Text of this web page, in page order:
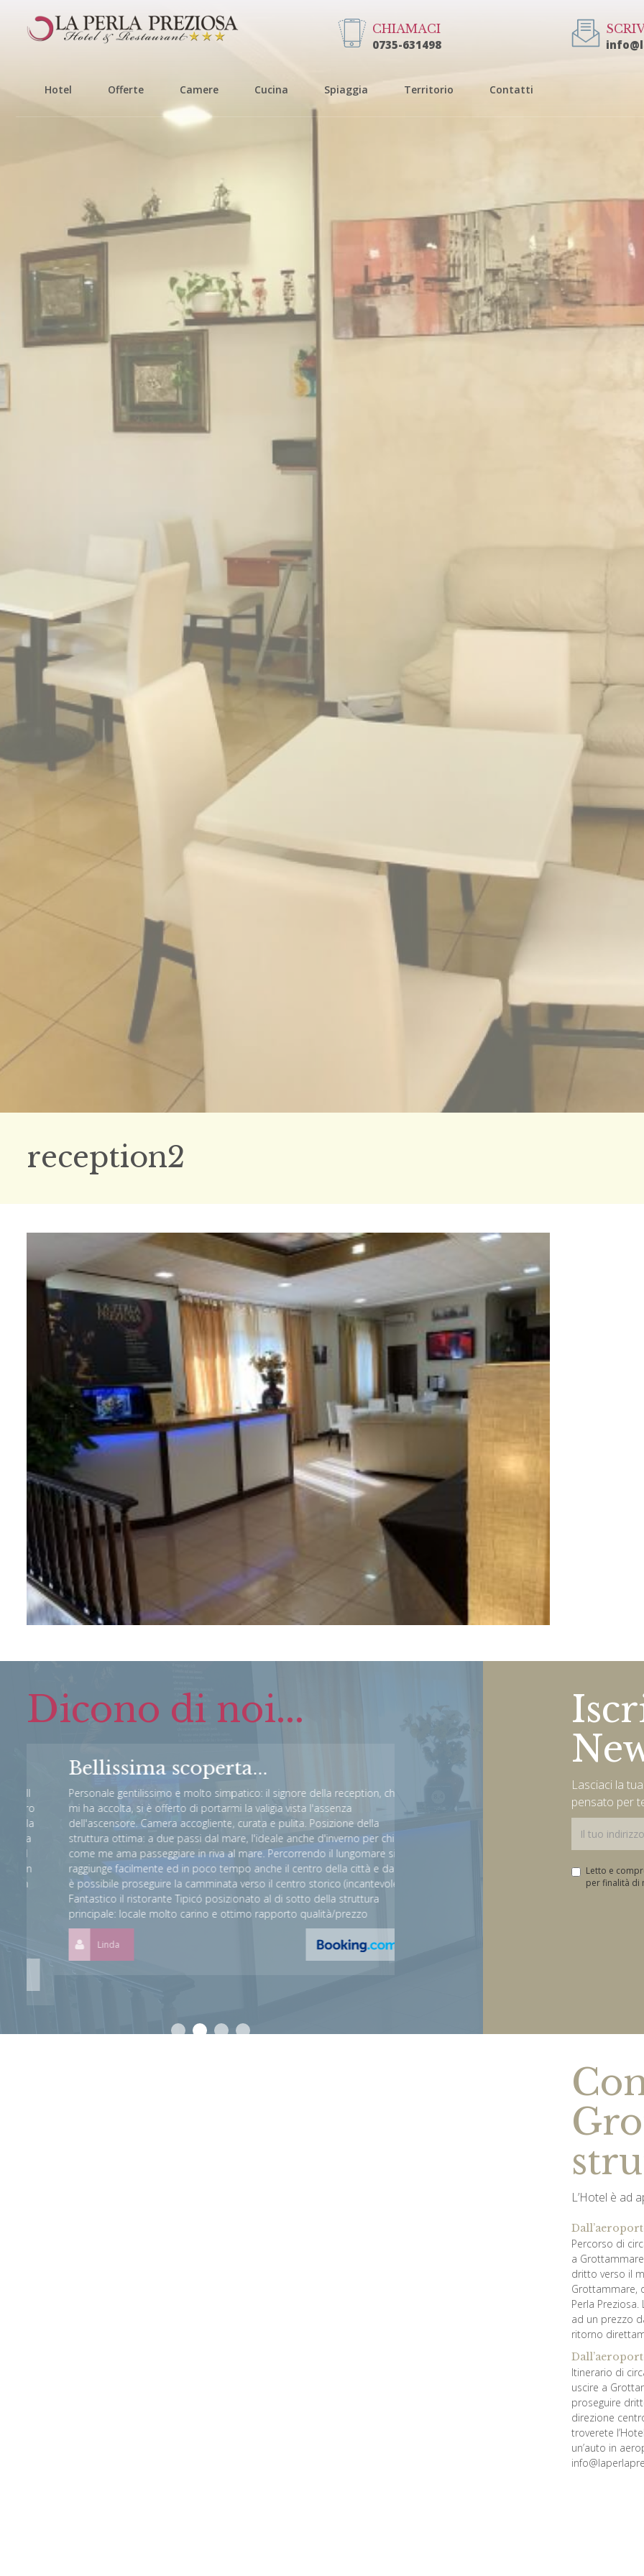
CHIAMACI
0735-631498
Hotel Offerte Camere Cucina Spiaggia Territorio Contatti
reception2
Dicono di noi...
Bellissima scoperta...
Personale gentilissimo e molto simpatico: il signore della reception, che
mi ha accolta, si è offerto di portarmi la valigia vista l'assenza
dell'ascensore. Camera accogliente, curata e pulita. Posizione della
struttura ottima: a due passi dal mare, l'ideale anche d'inverno per chi
come me ama passeggiare in riva al mare. Percorrendo il lungomare si
raggiunge facilmente ed in poco tempo anche il centro della città e da lì
è possibile proseguire la camminata verso il centro storico (incantevole).
Fantastico il ristorante Tipicó posizionato al di sotto della struttura
principale: locale molto carino e ottimo rapporto qualità/prezzo
Linda
Very good trip in the
Tank everybody staff. We have good time in
hotel. The price are very cheap and for the
Lasciaci la
pensato per
Letto e
per finalità di
L’Hotel è ad
Percorso di
a
dritto verso il
Grottammare,
Perla
ad un prezzo
ritorno
Itinerario di
uscire a
proseguire
direzione
troverete
un’auto in